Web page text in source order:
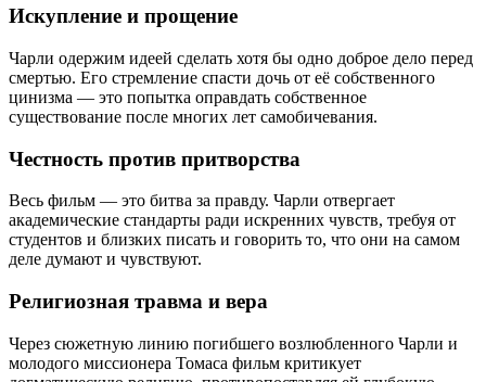
Искупление и прощение
Чарли одержим идеей сделать хотя бы одно доброе дело перед
смертью. Его стремление спасти дочь от её собственного
цинизма — это попытка оправдать собственное
существование после многих лет самобичевания.
Честность против притворства
Весь фильм — это битва за правду. Чарли отвергает
академические стандарты ради искренних чувств, требуя от
студентов и близких писать и говорить то, что они на самом
деле думают и чувствуют.
Религиозная травма и вера
Через сюжетную линию погибшего возлюбленного Чарли и
молодого миссионера Томаса фильм критикует